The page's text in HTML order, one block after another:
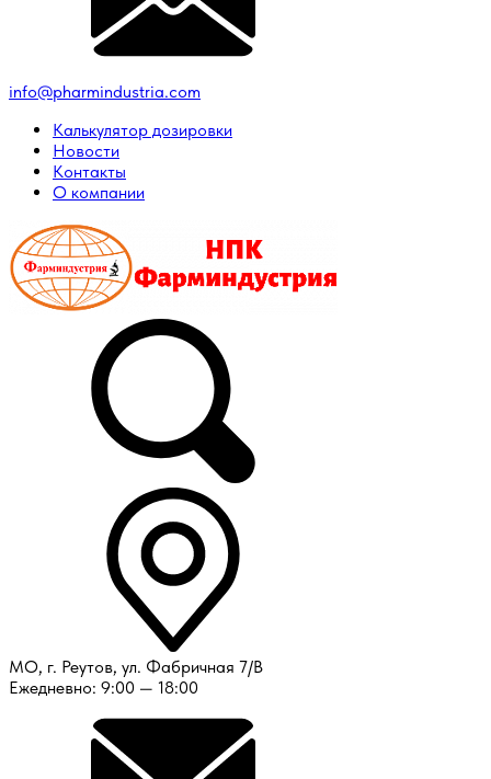
info@pharmindustria.com
Калькулятор дозировки
Новости
Контакты
О компании
МО, г. Реутов, ул. Фабричная 7/В
Ежедневно: 9:00 — 18:00